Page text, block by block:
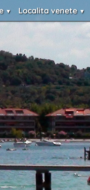
Localita venete